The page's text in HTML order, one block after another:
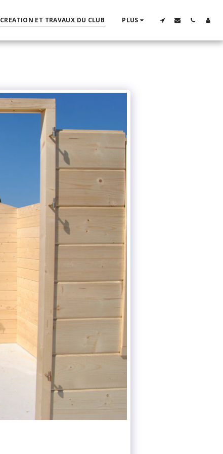
CREATION ET TRAVAUX DU CLUB PLUS